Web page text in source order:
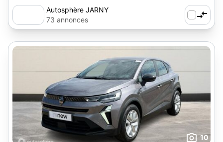
Autosphère JARNY
73 annonces
10